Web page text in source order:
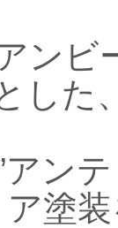
ンビ
した
ン
塗